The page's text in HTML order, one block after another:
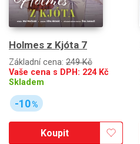
Holmes z Kjóta 7
Základní cena: 249 Kč
Vaše cena s DPH: 224Kč
Skladem
-10%
Koupit